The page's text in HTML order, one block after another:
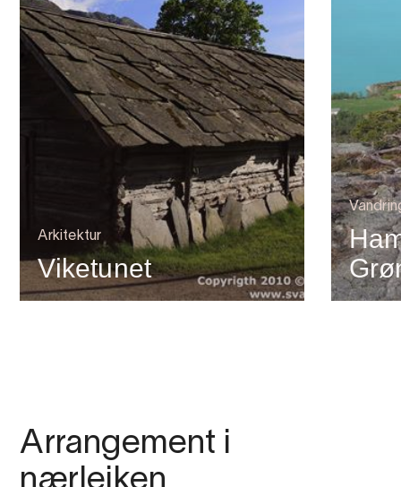
Arkitektur
Viketunet
Arrangement i